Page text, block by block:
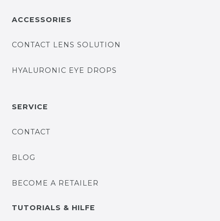
ACCESSORIES
CONTACT LENS SOLUTION
HYALURONIC EYE DROPS
SERVICE
CONTACT
BLOG
BECOME A RETAILER
TUTORIALS & HILFE